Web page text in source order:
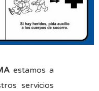
estamos a
servicios